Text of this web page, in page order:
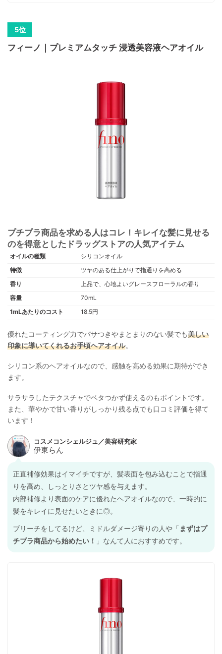
フィーノ｜プレミアムタッチ 浸透美容液ヘアオイル
プチプラ商品を求める人はコレ！キレイな髪に見せる
のを得意としたドラッグストアの人気アイテム
オイルの種類
シリコンオイル
特徴
ツヤのある仕上がりで指通りを高める
香り
上品で、心地よいグレースフローラルの香り
容量
70mL
1mLあたりのコスト
18.5円
優れたコーティング力でパサつきやまとまりのない髪でも美しい
印象に導いてくれるお手頃ヘアオイル。
シリコン系のヘアオイルなので、感触を高める効果に期待ができ
ます。
サラサラしたテクスチャでベタつかず使えるのもポイントです。
また、華やかで甘い香りがしっかり残る点でも口コミ評価を得て
います！
正直補修効果はイマイチですが、髪表面を包み込むことで指通
りを高め、しっとりさとツヤ感を与えます。
内部補修より表面のケアに優れたヘアオイルなので、一時的に
髪をキレイに見せたいときに◎。
ブリーチをしてるけど、ミドルダメージ寄りの人や「 まずはプ
チプラ商品から始めたい！ 」なんて人におすすめです。